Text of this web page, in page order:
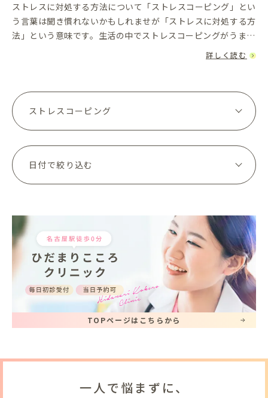
ストレスに対処する方法について「ストレスコーピング」とい
う言葉は聞き慣れないかもしれませが「ストレスに対処する方
法」という意味です。生活の中でストレスコーピングがうまく
できるようになると、心が軽くなり前向きな気持ちで過ごせる
詳しく読む
TOPページはこちらから
一人で悩まずに、